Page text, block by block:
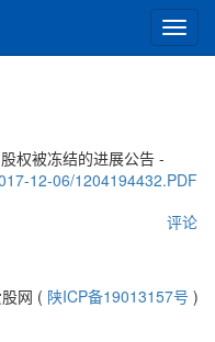
切
换
权被冻结的进展公告 -
12-06/1204194432.PDF
评论
网 ( 陕ICP备19013157号 )